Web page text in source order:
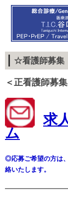
☆看護師募集
＜正看護師募
求
ム
◎応募ご希望の方は
絡いたします。